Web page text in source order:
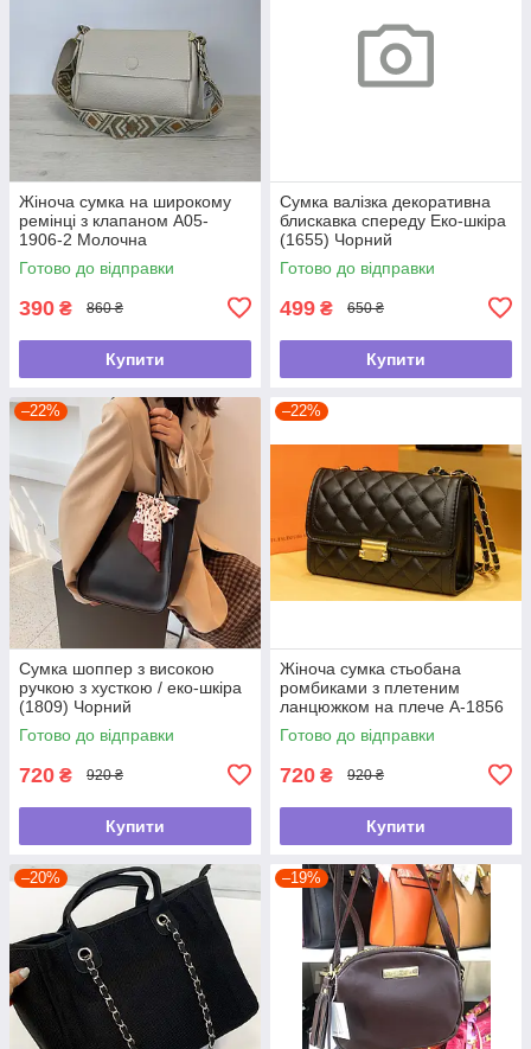
Жіноча сумка на широкому
ремінці з клапаном А05-
1906-2 Молочна
Готово до відправки
390 ₴ 860 ₴
Купити
Сумка валізка декоративна
блискавка спереду Еко-шкіра
(1655) Чорний
Готово до відправки
499 ₴ 650 ₴
Купити
–22%
Сумка шоппер з високою
ручкою з хусткою / еко-шкіра
(1809) Чорний
Готово до відправки
720 ₴ 920 ₴
Купити
–22%
Жіноча сумка стьобана
ромбиками з плетеним
ланцюжком на плече А-1856
Чорна
Готово до відправки
720 ₴ 920 ₴
Купити
–20% –19%